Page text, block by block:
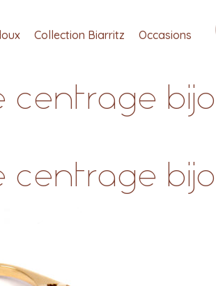
Collection Biarritz Occasions
centrage
centrage